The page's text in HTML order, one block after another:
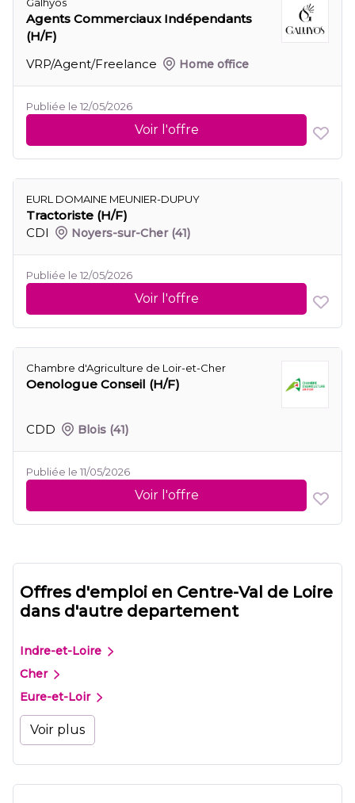
Agents Commerciaux Indépendants
(H/F)
VRP/Agent/Freelance
Home office
Publiée le 12/05/2026
Voir l'offre
EURL DOMAINE MEUNIER-DUPUY
Tractoriste (H/F)
CDI
Noyers-sur-Cher (41)
Publiée le 12/05/2026
Voir l'offre
Chambre d'Agriculture de Loir-et-Cher
Oenologue Conseil (H/F)
CDD Blois (41)
Publiée le 11/05/2026
Voir l'offre
Offres d'emploi en Centre-Val de Loire
dans d'autre departement
Indre-et-Loire
Cher
Eure-et-Loir
Voir plus